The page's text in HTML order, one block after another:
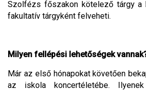
Szolfézs főszakon kötelező tárgy a
fakultatív tárgyként felveheti.
Milyen fellépési lehetőségek
Már az első hónapokat követően
az iskola koncertéletébe.